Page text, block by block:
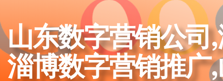
山东数字营销公司
淄博数字营销推广